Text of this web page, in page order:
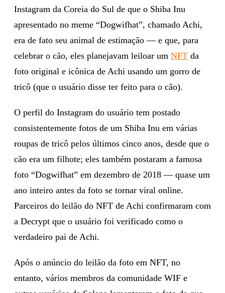
Instagram da Coreia do Sul de que o Shiba Inu
apresentado no meme “Dogwifhat”, chamado Achi,
era de fato seu animal de estimação — e que, para
celebrar o cão, eles planejavam leiloar um NFT da
foto original e icônica de Achi usando um gorro de
tricô (que o usuário disse ter feito para o cão).
O perfil do Instagram do usuário tem postado
consistentemente fotos de um Shiba Inu em várias
roupas de tricô pelos últimos cinco anos, desde que o
cão era um filhote; eles também postaram a famosa
foto “Dogwifhat” em dezembro de 2018 — quase um
ano inteiro antes da foto se tornar viral online.
Parceiros do leilão do NFT de Achi confirmaram com
a Decrypt que o usuário foi verificado como o
verdadeiro pai de Achi.
Após o anúncio do leilão da foto em NFT, no
entanto, vários membros da comunidade WIF e